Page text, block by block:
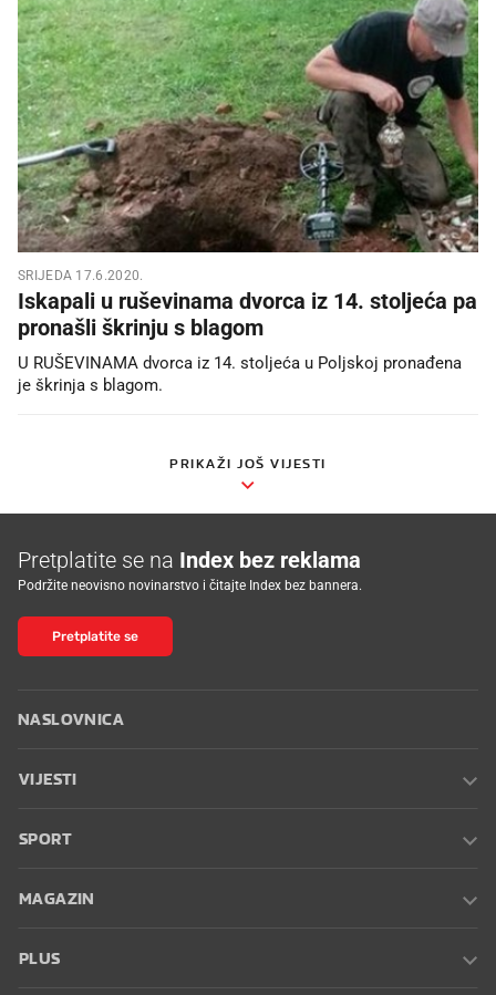
SRIJEDA 17.6.2020.
Iskapali u ruševinama dvorca iz 14. stoljeća pa
pronašli škrinju s blagom
U RUŠEVINAMA dvorca iz 14. stoljeća u Poljskoj pronađena
je škrinja s blagom.
PRIKAŽI JOŠ VIJESTI
Pretplatite se na Index bez reklama
Podržite neovisno novinarstvo i čitajte Index bez bannera.
Pretplatite se
NASLOVNICA
VIJESTI
SPORT
MAGAZIN
PLUS